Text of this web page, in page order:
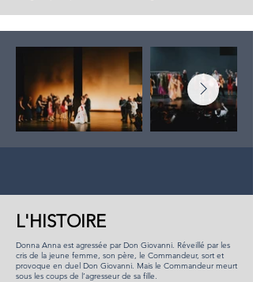
L'HISTOIRE
Donna Anna est agressée par Don Giovanni. Réveillé par les
cris de la jeune femme, son père, le Commandeur, sort et
provoque en duel Don Giovanni. Mais le Commandeur meurt
sous les coups de l’agresseur de sa fille.